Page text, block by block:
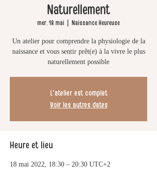
Naturellement
mer. 18 mai Naissance Heureuse
Un atelier pour comprendre la physiologie de la
naissance et vous sentir prêt(e) à la vivre le plus
naturellement possible
L'atelier est complet
Voir les autres dates
Heure et lieu
18 mai 2022, 18:30 – 20:30 UTC+2